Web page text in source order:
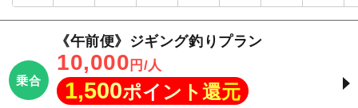
乗合
《午前便》ジギング釣りプラン
10,000 円/人
1,500ポイント還元